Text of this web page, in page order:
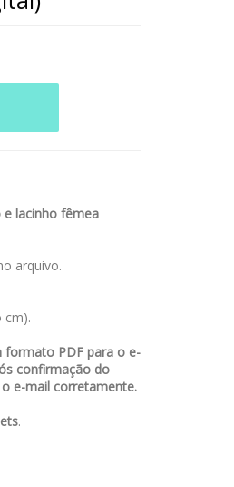
lacinho fêmea
arquivo.
cm).
formato PDF para o e-
confirmação do
e-mail corretamente.
.